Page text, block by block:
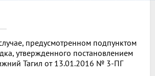
предусмотренном подпунктом
утвержденного постановлением
Тагил от 13.01.2016 № 3-ПГ